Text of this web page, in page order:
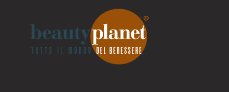
Online
Ciao! Come posso aiutarti?